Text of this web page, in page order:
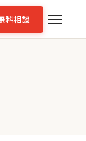
料相談